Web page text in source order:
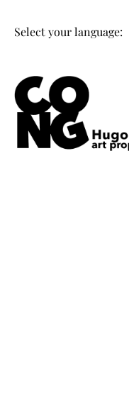
Select your language: